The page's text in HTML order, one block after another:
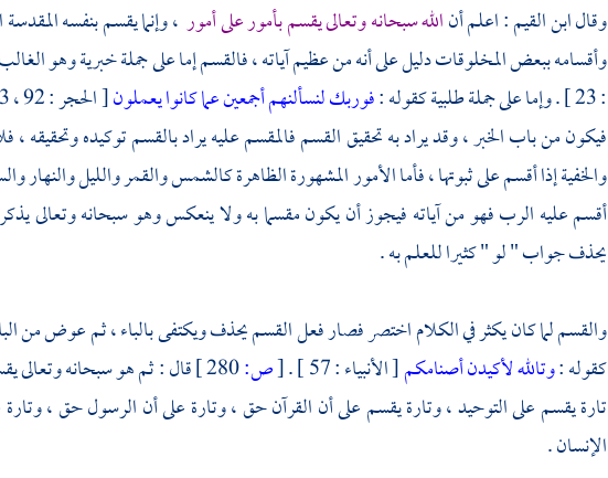
وقالابن القيم: اعلم أنالله سبحانه وتعالى يقسم بأمور على أمور ، وإنما يقسم بنفسه
وأقسامه ببعض المخلوقات دليل على أنه من عظيم آياته ، فالقسم إما على جملة خبرية وهو
: 23 ] . وإما على جملة طلبية كقوله :
فوربك لنسألنهم أجمعين عما كانوا يعملون
فيكون من باب الخبر ، وقد يراد به تحقيق القسم فالمقسم عليه يراد بالقسم توكيده وتحقيقه ،
والخفية إذا أقسم على ثبوتها ، فأما الأمور المشهورة الظاهرة كالشمس والقمر والليل والنهار
أقسم عليه الرب فهو من آياته فيجوز أن يكون مقسما به ولا ينعكس وهو سبحانه وتعالى
يحذف جواب " لو " كثيرا للعلم به .
والقسم لما كان يكثر في الكلام اختصر فصار فعل القسم يحذف ويكتفى بالباء ، ثم عوض من الباء
كقوله :وتالله لأكيدن أصنامكم[ الأنبياء : 57 ] . [ص:
قال : ثم هو سبحانه وتعالى
تارة يقسم على التوحيد ، وتارة يقسم على أن القرآن حق ، وتارة على أن الرسول حق ،
الإنسان .